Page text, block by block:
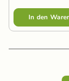
Menge
In den